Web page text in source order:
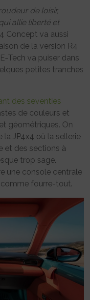
de loisir,
allie liberté et
Concept va aussi
de la version R4
Tech va puiser dans
petites tranches
des seventies
de couleurs et
géométriques. On
JP4x4 où la sellerie
et des sections à
trop sage.
une console centrale
fourre-tout.